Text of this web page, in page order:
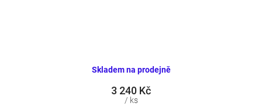
Skladem na prodejně
3 240 Kč
/ ks